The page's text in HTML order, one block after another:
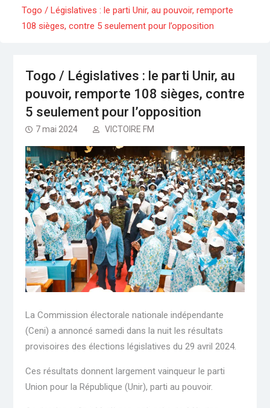
et accélération
Togo : Le président Faure Gnassingbé dans le
Canal +
Togo / Législatives : le parti Unir, au pouvoir, remporte
108 sièges, contre 5 seulement pour l’opposition
Togo / Législatives : le parti Unir, au
pouvoir, remporte 108 sièges, contre
5 seulement pour l’opposition
7 mai 2024 VICTOIRE FM
La Commission électorale nationale indépendante
(Ceni) a annoncé samedi dans la nuit les résultats
provisoires des élections législatives du 29 avril 2024.
Ces résultats donnent largement vainqueur le parti
Union pour la République (Unir), parti au pouvoir.